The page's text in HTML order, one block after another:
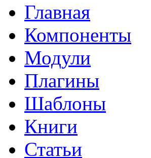
Главная
Компоненты
Модули
Плагины
Шаблоны
Книги
Статьи